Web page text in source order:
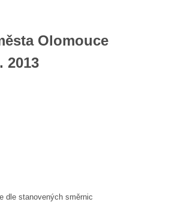
Olomouce
2013
dle stanovených směrnic